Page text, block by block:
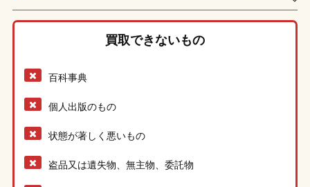
買取できないもの
百科事典
個人出版のもの
状態が著しく悪いもの
盗品又は遺失物、無主物、委託物